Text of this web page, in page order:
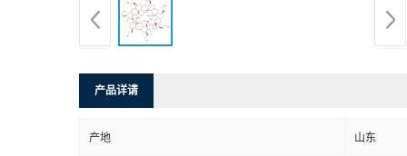
产品详请
产地 山东